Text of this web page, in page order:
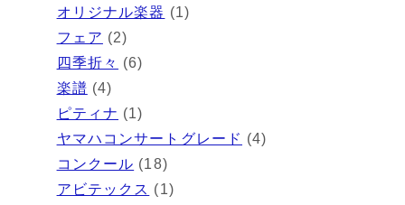
オリジナル楽器 (1)
フェア (2)
四季折々 (6)
楽譜 (4)
ピティナ (1)
ヤマハコンサートグレード (4)
コンクール (18)
アビテックス (1)